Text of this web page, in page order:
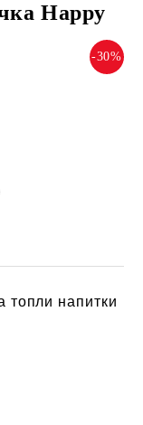
Happy
-30%
топли напитки